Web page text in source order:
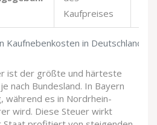
Kaufnebenkosten in Deutschland
Kaufpreises
ist der größte und härteste
nach Bundesland. In Bayern
während es in Nordrhein-
wird. Diese Steuer wirkt